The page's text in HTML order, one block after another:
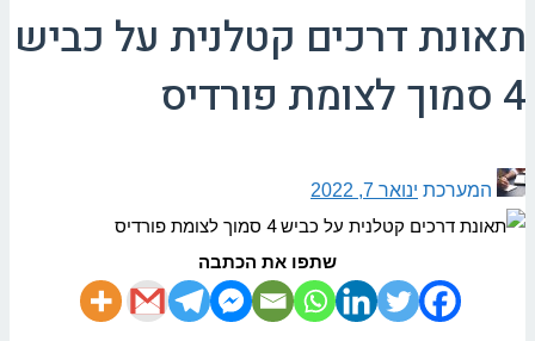
תאונת דרכים קטלנית על כביש
4 סמוך לצומת פורדיס
המערכת ינואר 7, 2022
שתפו את הכתבה